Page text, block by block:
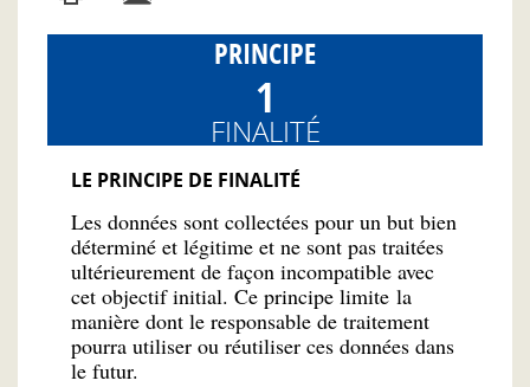
PRINCIPE
1
FINALITÉ
LE PRINCIPE DE FINALITÉ
Les données sont collectées pour un but bien
déterminé et légitime et ne sont pas traitées
ultérieurement de façon incompatible avec
cet objectif initial. Ce principe limite la
manière dont le responsable de traitement
pourra utiliser ou réutiliser ces données dans
le futur.